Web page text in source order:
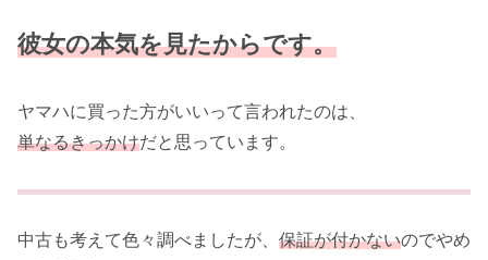
彼女の本気を見たからです。
ヤマハに買った方がいいって言われたのは、
単なるきっかけだと思っています。
中古も考えて色々調べましたが、 保証が付かないのでやめ